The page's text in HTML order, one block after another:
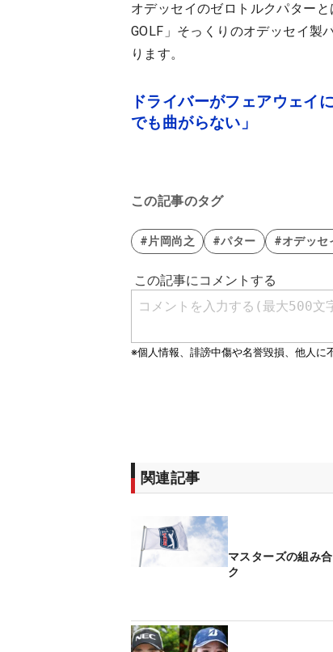
オデッセイのゼロトルクパター
GOLF」そっくりのオデッセイ製
ります。
ドライバーがフェアウェイ
でも曲がらない」
この記事のタグ
#片岡尚之 #パター #オデッセ
関連記事
マスターズの組み
ク